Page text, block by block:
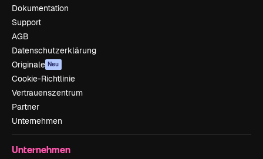
Dokumentation
Support
AGB
Datenschutzerklärung
Originale Neu
Cookie-Richtlinie
Vertrauenszentrum
Partner
Unternehmen
Unternehmen